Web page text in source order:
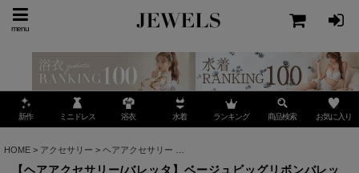
menu
新作 ミニドレス 浴衣 水着 ランキング 商品検索 お気に入り
HOME > アクセサリー > ヘアアクセサリー
【ヘアアクセサリー/バレッタ】ベージュビッグリボンバレッ